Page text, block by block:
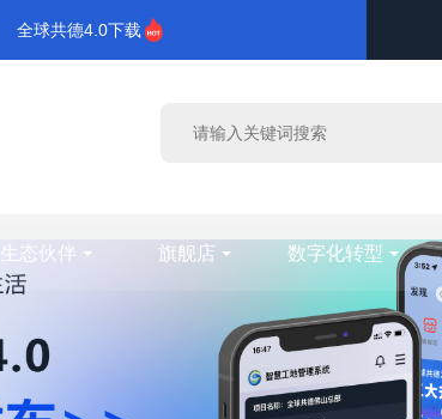
全球共德4.0下载
生态伙伴 旗舰店 数字化转型